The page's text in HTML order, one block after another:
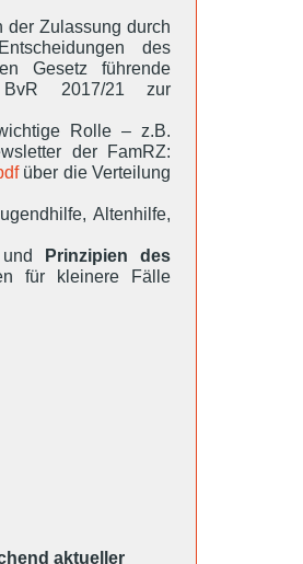
der Zulassung durch
des
Gesetz führende
BvR 2017/21 zur
Rolle – z.B.
der FamRZ:
über die Verteilung
Altenhilfe,
und
Prinzipien des
für kleinere Fälle
aktueller